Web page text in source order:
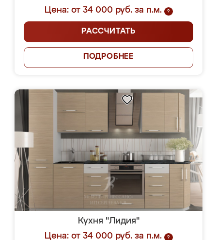
Цена: от 34 000 руб. за п.м.
?
РАССЧИТАТЬ
ПОДРОБНЕЕ
Кухня "Лидия"
Цена: от 34 000 руб. за п.м.
?